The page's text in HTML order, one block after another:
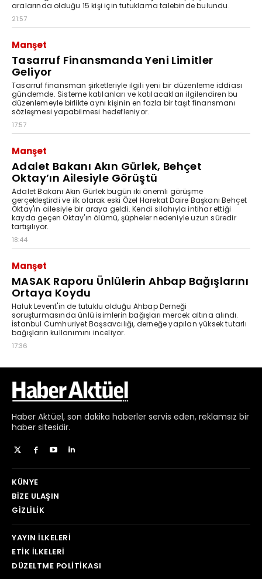
Haber Aktüel, son dakika haberler servis eden, reklamsız bir
haber sitesidir.
KÜNYE
BIZE ULAŞIN
GIZLILIK
YAYIN İLKELERI
ETIK İLKELERI
DÜZELTME POLITIKASI